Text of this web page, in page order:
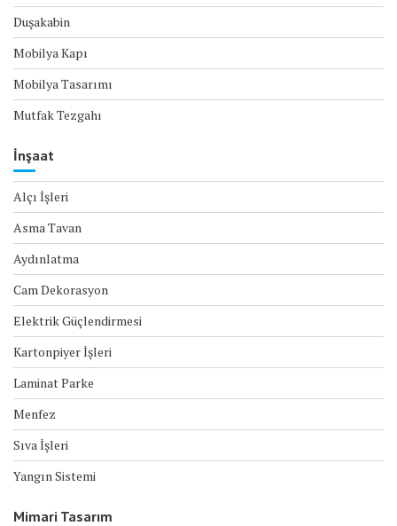
Duşakabin
Mobilya Kapı
Mobilya Tasarımı
Mutfak Tezgahı
İnşaat
Alçı İşleri
Asma Tavan
Aydınlatma
Cam Dekorasyon
Elektrik Güçlendirmesi
Kartonpiyer İşleri
Laminat Parke
Menfez
Sıva İşleri
Yangın Sistemi
Mimari Tasarım